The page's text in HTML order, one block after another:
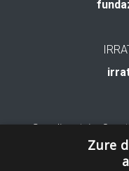
Gure lizentzia:
Zure